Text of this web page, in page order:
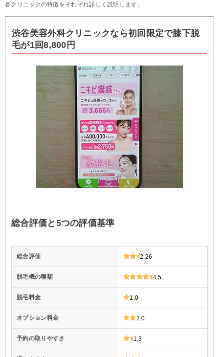
各クリニックの特徴をそれぞれ詳しく説明します。
渋谷美容外科クリニックなら初回限定で膝下脱
毛が1回8,800円
総合評価と5つの評価基準
総合評価 2.26
脱毛機の種類 4.5
脱毛料金 1.0
オプション料金 2.0
予約の取りやすさ 1.3